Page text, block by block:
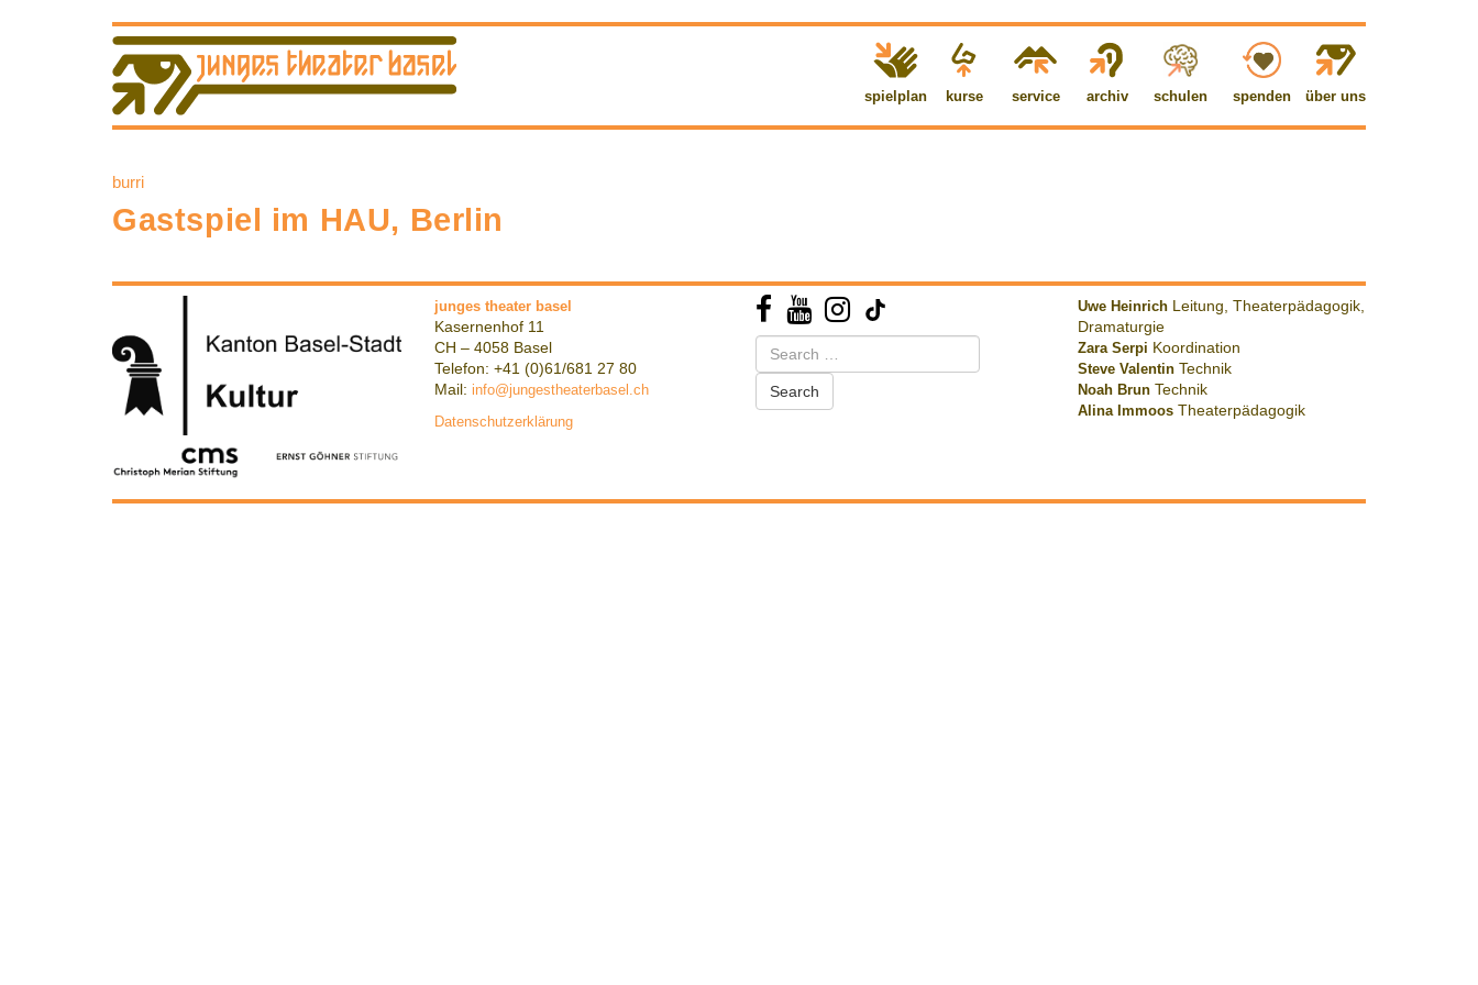
spielplan kurse service archiv schulen spenden über uns
burri
Gastspiel im HAU, Berlin
junges theater basel
Kasernenhof 11
CH – 4058 Basel
Telefon: +41 (0)61/681 27 80
Mail: info@jungestheaterbasel.ch
Datenschutzerklärung
Search
for:
Uwe Heinrich Leitung, Theaterpädagogik,
Dramaturgie
Zara Serpi Koordination
Steve Valentin Technik
Noah Brun Technik
Alina Immoos Theaterpädagogik